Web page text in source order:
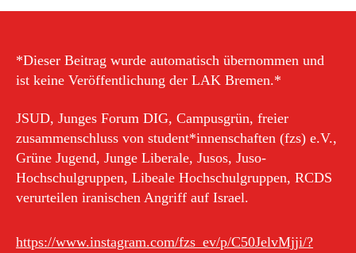
*Dieser Beitrag wurde automatisch übernommen und
ist keine Veröffentlichung der LAK Bremen.*
JSUD, Junges Forum DIG, Campusgrün, freier
zusammenschluss von student*innenschaften (fzs) e.V.,
Grüne Jugend, Junge Liberale, Jusos, Juso-
Hochschulgruppen, Libeale Hochschulgruppen, RCDS
verurteilen iranischen Angriff auf Israel.
https://www.instagram.com/fzs_ev/p/C50JelvMjji/?